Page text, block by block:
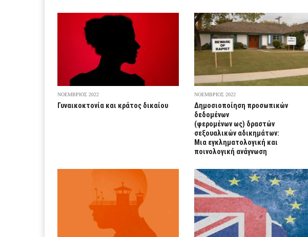
ΝΟΕΜΒΡΙΟΣ 2022
Γυναικοκτονία και κράτος δικαίου
ΝΟΕΜΒΡΙΟΣ 2022
Δημοσιοποίηση προσωπικών
δεδομένων
(φερομένων ως) δραστών
σεξουαλικών αδικημάτων:
Μια εγκληματολογική και
ποινολογική ανάγνωση